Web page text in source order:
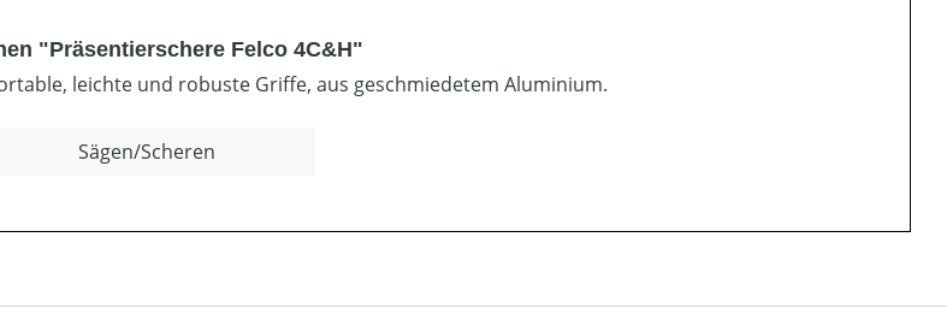
"Präsentierschere Felco 4C&H"
leichte und robuste Griffe, aus geschmiedetem Aluminium.
Sägen/Scheren